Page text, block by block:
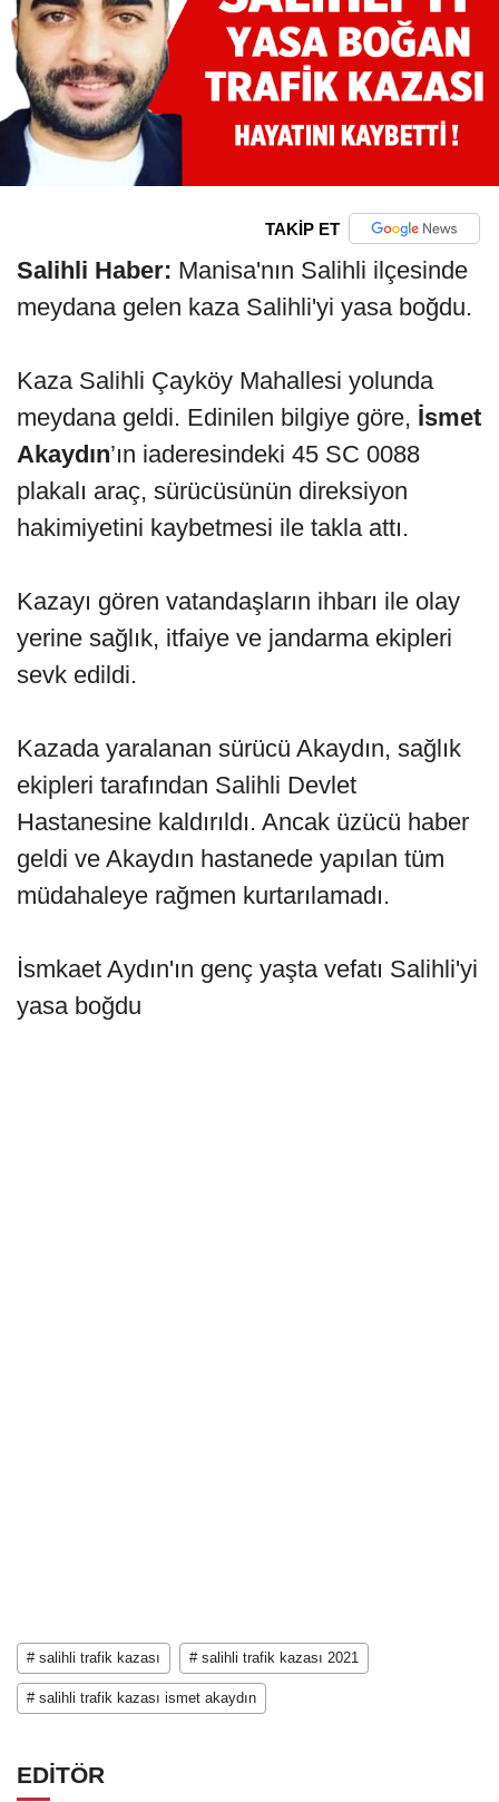
TAKİP ET
Salihli Haber: Manisa'nın Salihli ilçesinde
meydana gelen kaza Salihli'yi yasa boğdu.
Kaza Salihli Çayköy Mahallesi yolunda
meydana geldi. Edinilen bilgiye göre, İsmet
Akaydın’ın iaderesindeki 45 SC 0088
plakalı araç, sürücüsünün direksiyon
hakimiyetini kaybetmesi ile takla attı.
Kazayı gören vatandaşların ihbarı ile olay
yerine sağlık, itfaiye ve jandarma ekipleri
sevk edildi.
Kazada yaralanan sürücü Akaydın, sağlık
ekipleri tarafından Salihli Devlet
Hastanesine kaldırıldı. Ancak üzücü haber
geldi ve Akaydın hastanede yapılan tüm
müdahaleye rağmen kurtarılamadı.
İsmkaet Aydın'ın genç yaşta vefatı Salihli'yi
yasa boğdu
# salihli trafik kazası # salihli trafik kazası 2021
# salihli trafik kazası ismet akaydın
EDİTÖR